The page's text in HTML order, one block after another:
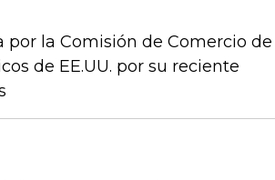
la Comisión de Comercio de
de EE.UU. por su reciente